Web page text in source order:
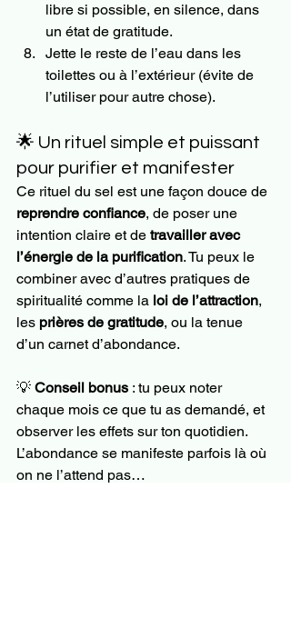
libre si possible, en silence, dans
un état de gratitude.
Jette le reste de l’eau dans les
toilettes ou à l’extérieur (évite de
l’utiliser pour autre chose).
🌟 Un rituel simple et puissant
pour purifier et manifester
Ce rituel du sel est une façon douce de
reprendre confiance, de poser une
intention claire et de travailler avec
l’énergie de la purification. Tu peux le
combiner avec d’autres pratiques de
spiritualité comme la loi de l’attraction,
les prières de gratitude, ou la tenue
d’un carnet d’abondance.
💡 Conseil bonus : tu peux noter
chaque mois ce que tu as demandé, et
observer les effets sur ton quotidien.
L’abondance se manifeste parfois là où
on ne l’attend pas…